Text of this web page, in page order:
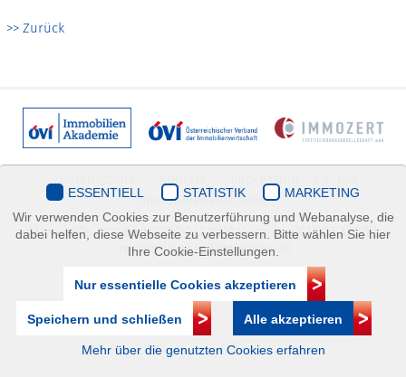
>> Zurück
Immobilienakademie
Mariahilfer Straße 116/2.OG/2 1070 Wien | +43(1)505 32 50 |
immobilienakademie@ovi.at
ESSENTIELL STATISTIK
MARKETING
Wir verwenden Cookies zur Benutzerführung und Webanalyse, die
dabei helfen, diese Webseite zu verbessern. Bitte wählen Sie hier
Ihre Cookie-Einstellungen.
Nur essentielle Cookies akzeptieren
Speichern und schließen Alle akzeptieren
Mehr über die genutzten Cookies erfahren